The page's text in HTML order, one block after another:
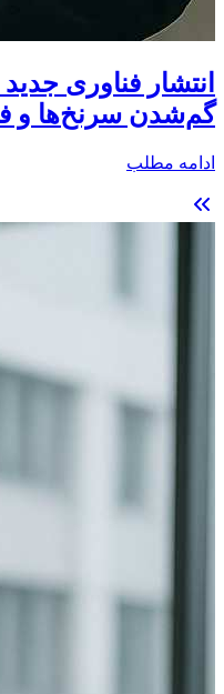
گم‌شدن سرنخ‌ها و
ادامه مطلب